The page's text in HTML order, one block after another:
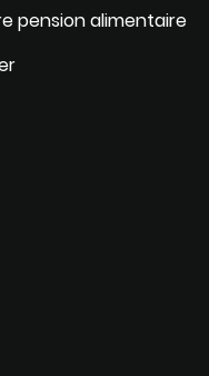
pension alimentaire